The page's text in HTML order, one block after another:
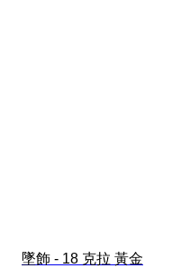
墜飾 - 18 克拉 黃金